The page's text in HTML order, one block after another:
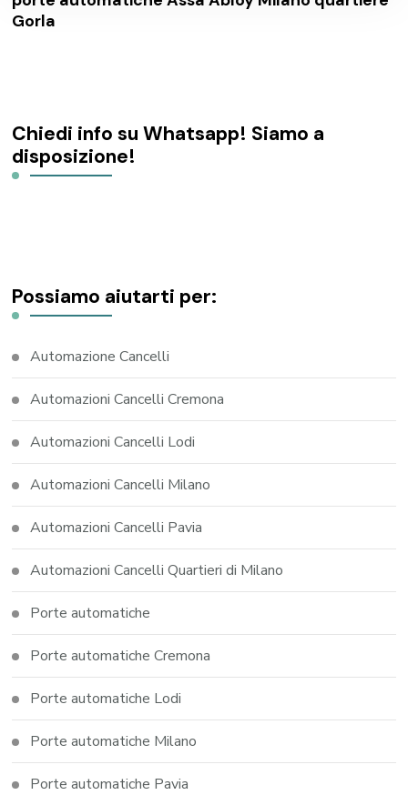
Gorla
Chiedi info su Whatsapp! Siamo a
disposizione!
Possiamo aiutarti per:
Automazione Cancelli
Automazioni Cancelli Cremona
Automazioni Cancelli Lodi
Automazioni Cancelli Milano
Automazioni Cancelli Pavia
Automazioni Cancelli Quartieri di Milano
Porte automatiche
Porte automatiche Cremona
Porte automatiche Lodi
Porte automatiche Milano
Porte automatiche Pavia